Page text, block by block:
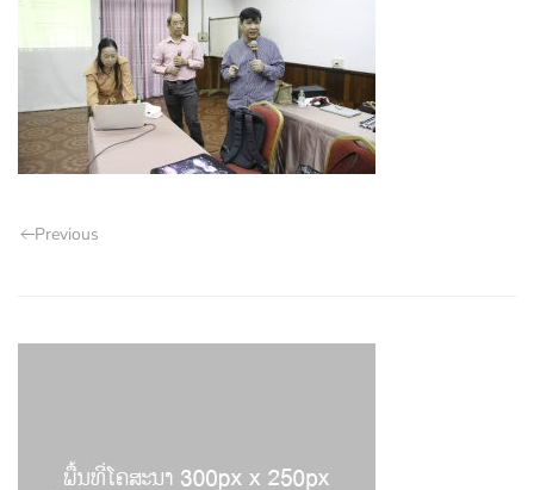
Previous